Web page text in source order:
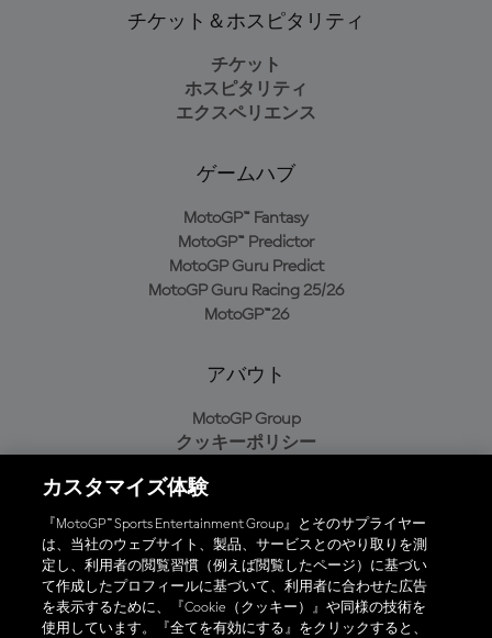
チケット＆ホスピタリティ
チケット
ホスピタリティ
エクスペリエンス
ゲームハブ
MotoGP™ Fantasy
MotoGP™ Predictor
MotoGP Guru Predict
MotoGP Guru Racing 25/26
MotoGP™26
アバウト
MotoGP Group
クッキーポリシー
プライバシーポリシー
購入ポリシー
オフィシャルアプリ
カスタマイズ体験
『MotoGP™ Sports Entertainment Group』とそのサプライヤー
は、当社のウェブサイト、製品、サービスとのやり取りを測
定し、利用者の閲覧習慣（例えば閲覧したページ）に基づい
て作成したプロフィールに基づいて、利用者に合わせた広告
を表示するために、『Cookie（クッキー）』や同様の技術を
使用しています。『全てを有効にする』をクリックすると、